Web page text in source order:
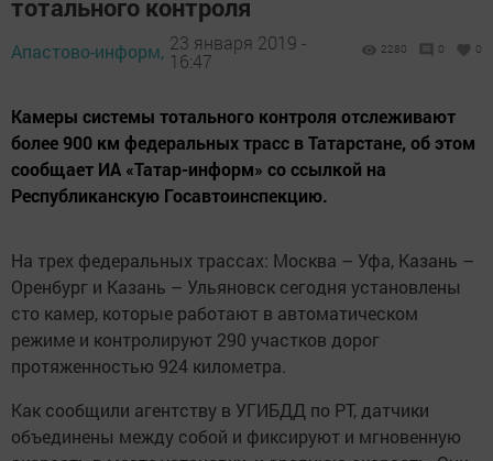
тотального контроля
Апастово-информ, 23 января 2019 -
16:47
2280 0 0
Камеры системы тотального контроля отслеживают
более 900 км федеральных трасс в Татарстане, об этом
сообщает ИА «Татар-информ» со ссылкой на
Республиканскую Госавтоинспекцию.
На трех федеральных трассах: Москва – Уфа, Казань –
Оренбург и Казань – Ульяновск сегодня установлены
сто камер, которые работают в автоматическом
режиме и контролируют 290 участков дорог
протяженностью 924 километра.
Как сообщили агентству в УГИБДД по РТ, датчики
объединены между собой и фиксируют и мгновенную